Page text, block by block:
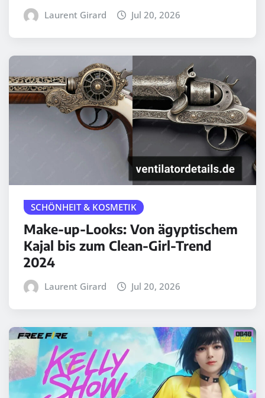
Laurent Girard Jul 20, 2026
SCHÖNHEIT & KOSMETIK
Make-up-Looks: Von ägyptischem
Kajal bis zum Clean-Girl-Trend
2024
Laurent Girard Jul 20, 2026